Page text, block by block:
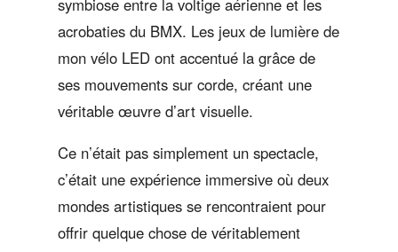
acrobaties du BMX. Les jeux de lumière de
mon vélo LED ont accentué la grâce de
ses mouvements sur corde, créant une
véritable œuvre d’art visuelle.
Ce n’était pas simplement un spectacle,
c’était une expérience immersive où deux
mondes artistiques se rencontraient pour
offrir quelque chose de véritablement